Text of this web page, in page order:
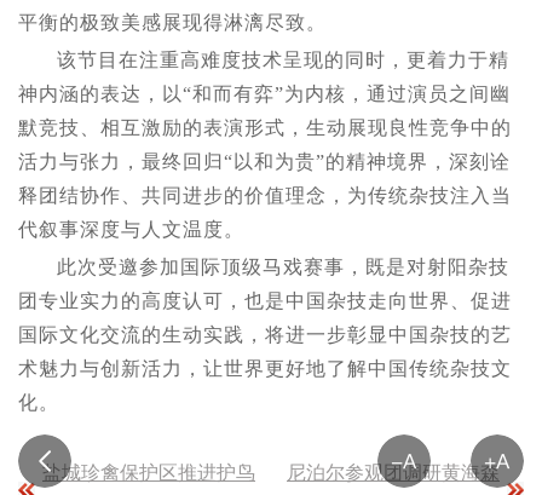
平衡的极致美感展现得淋漓尽致。
该节目在注重高难度技术呈现的同时，更着力于精
神内涵的表达，以“和而有弈”为内核，通过演员之间幽
默竞技、相互激励的表演形式，生动展现良性竞争中的
活力与张力，最终回归“以和为贵”的精神境界，深刻诠
释团结协作、共同进步的价值理念，为传统杂技注入当
代叙事深度与人文温度。
此次受邀参加国际顶级马戏赛事，既是对射阳杂技
团专业实力的高度认可，也是中国杂技走向世界、促进
国际文化交流的生动实践，将进一步彰显中国杂技的艺
术魅力与创新活力，让世界更好地了解中国传统杂技文
化。
盐城珍禽保护区推进护鸟 尼泊尔参观团调研黄海森